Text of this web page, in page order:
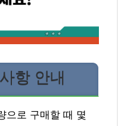
항 안내
으로 구매할 때 몇